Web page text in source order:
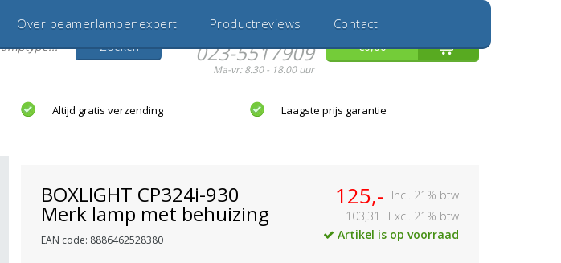
Inloggen
Zoeken
Hulp nodig?
023-5517909
Ma-vr: 8.30 - 18.00 uur
€0,00
Over beamerlampenexpert Productreviews Contact
Altijd gratis verzending Laagste prijs garantie
BOXLIGHT CP324i-930
Merk lamp met behuizing
EAN code: 8886462528380
125,-
Incl. 21% btw
103,31
Excl. 21% btw
Artikel is op voorraad